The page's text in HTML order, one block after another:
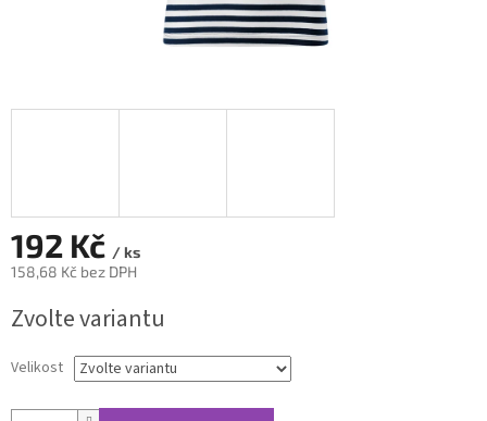
192 Kč / ks
158,68 Kč bez DPH
cena:
Zvolte variantu
Velikost